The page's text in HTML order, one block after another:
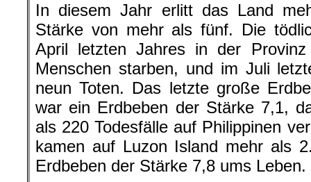
In diesem Jahr erlitt das Land
Stärke von mehr als fünf. Die
April letzten Jahres in der
Menschen starben, und im Juli
neun Toten. Das letzte große
war ein Erdbeben der Stärke 7,1,
als 220 Todesfälle auf Philippinen
kamen auf Luzon Island mehr als
Erdbeben der Stärke 7,8 ums Leben.